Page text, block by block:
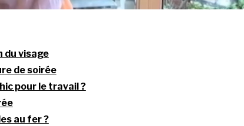
du visage
de soirée
pour le travail ?
au fer ?